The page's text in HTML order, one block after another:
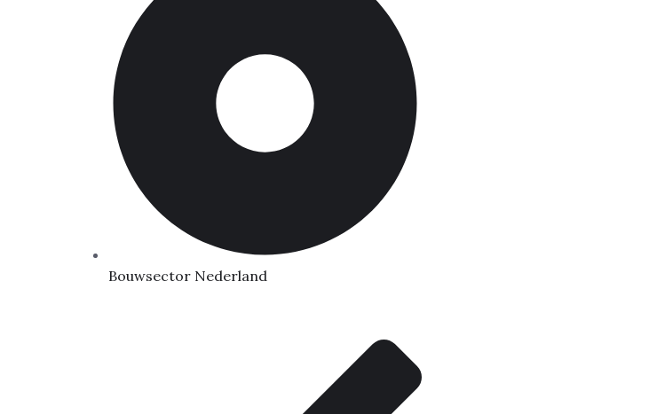
Bouwsector Nederland